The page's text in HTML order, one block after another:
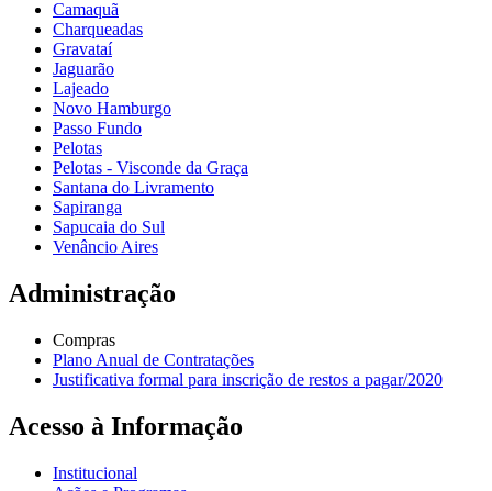
Camaquã
Charqueadas
Gravataí
Jaguarão
Lajeado
Novo Hamburgo
Passo Fundo
Pelotas
Pelotas - Visconde da Graça
Santana do Livramento
Sapiranga
Sapucaia do Sul
Venâncio Aires
Administração
Compras
Plano Anual de Contratações
Justificativa formal para inscrição de restos a pagar/2020
Acesso à Informação
Institucional